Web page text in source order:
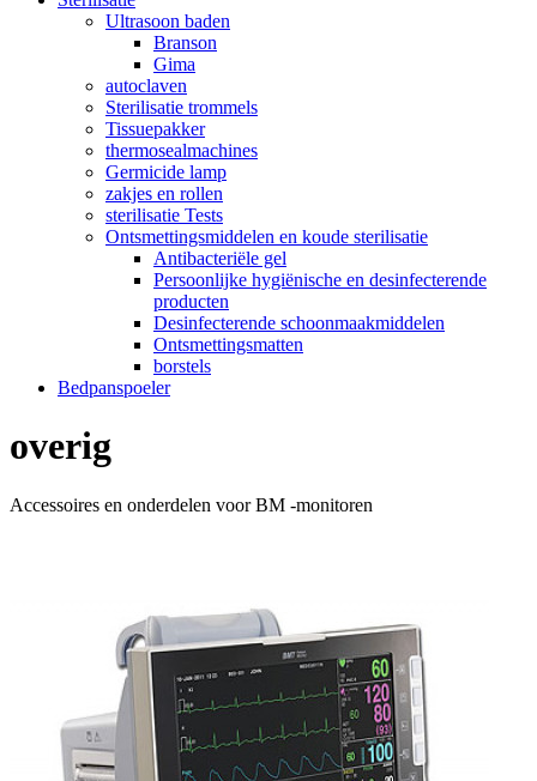
Ultrasoon baden
Branson
Gima
autoclaven
Sterilisatie trommels
Tissuepakker
thermosealmachines
Germicide lamp
zakjes en rollen
sterilisatie Tests
Ontsmettingsmiddelen en koude sterilisatie
Antibacteriële gel
Persoonlijke hygiënische en desinfecterende
producten
Desinfecterende schoonmaakmiddelen
Ontsmettingsmatten
borstels
Bedpanspoeler
overig
Accessoires en onderdelen voor BM -monitoren